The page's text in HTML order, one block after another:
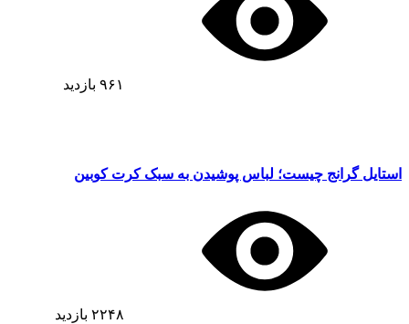
۹۶۱ بازدید
استایل گرانج چیست؛ لباس پوشیدن به سبک کرت کوبین
۲۲۴۸ بازدید